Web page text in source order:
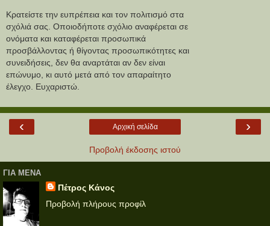
Κρατείστε την ευπρέπεια και τον πολιτισμό στα
σχόλιά σας. Οποιοδήποτε σχόλιο αναφέρεται σε
ονόματα και καταφέρεται προσωπικά
προσβάλλοντας ή θίγοντας προσωπικότητες και
συνειδήσεις, δεν θα αναρτάται αν δεν είναι
επώνυμο, κι αυτό μετά από τον απαραίτητο
έλεγχο. Ευχαριστώ.
‹ ›
Αρχική σελίδα
Προβολή έκδοσης ιστού
ΓΙΑ ΜΕΝΑ
Πέτρος Κάνος
Προβολή πλήρους προφίλ